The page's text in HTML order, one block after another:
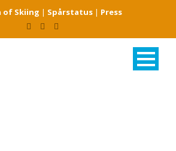
of Skiing | Spårstatus| Press